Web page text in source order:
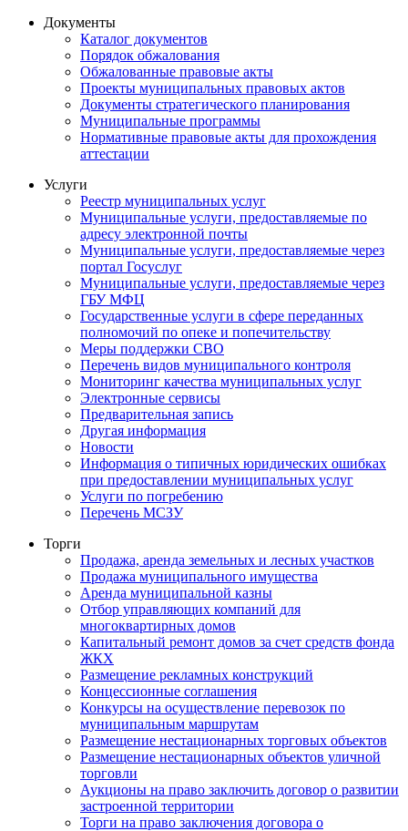
Документы
Каталог документов
Порядок обжалования
Обжалованные правовые акты
Проекты муниципальных правовых актов
Документы стратегического планирования
Муниципальные программы
Нормативные правовые акты для прохождения
аттестации
Услуги
Реестр муниципальных услуг
Муниципальные услуги, предоставляемые по
адресу электронной почты
Муниципальные услуги, предоставляемые через
портал Госуслуг
Муниципальные услуги, предоставляемые через
ГБУ МФЦ
Государственные услуги в сфере переданных
полномочий по опеке и попечительству
Меры поддержки СВО
Перечень видов муниципального контроля
Мониторинг качества муниципальных услуг
Электронные сервисы
Предварительная запись
Другая информация
Новости
Информация о типичных юридических ошибках
при предоставлении муниципальных услуг
Услуги по погребению
Перечень МСЗУ
Торги
Продажа, аренда земельных и лесных участков
Продажа муниципального имущества
Аренда муниципальной казны
Отбор управляющих компаний для
многоквартирных домов
Капитальный ремонт домов за счет средств фонда
ЖКХ
Размещение рекламных конструкций
Концессионные соглашения
Конкурсы на осуществление перевозок по
муниципальным маршрутам
Размещение нестационарных торговых объектов
Размещение нестационарных объектов уличной
торговли
Аукционы на право заключить договор о развитии
застроенной территории
Торги на право заключения договора о